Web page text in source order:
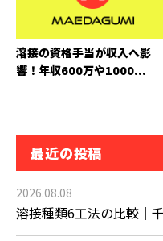
溶接の資格手当が収入へ影
響！年収600万や1000...
最近の投稿
2026.08.08
溶接種類6工法の比較｜